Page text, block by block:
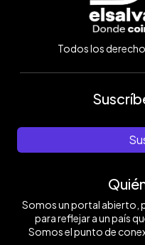
Todos los
Somos un portal abierto,
para reflejar a un país
Somos el punto de